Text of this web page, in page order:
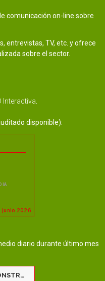
comunicación on-line sobre
entrevistas, TV, etc. y ofrece
sobre el sector.
Interactiva
disponible):
diario durante último mes